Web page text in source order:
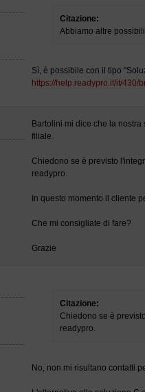
Citazione:
Abbiamo altre
Sì, è possibile con il tipo
https://help.readypro.it/it/430/
Bartolini mi dice che la
filiale.
Chiedono se è previsto
readypro.
In questo momento il cliente
Che mi consigliate di fare?
Grazie
Citazione:
Chiedono se è
readypro.
No, non mi risultano contatti